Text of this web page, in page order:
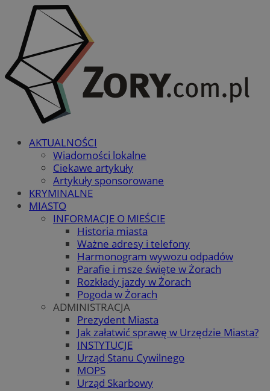
AKTUALNOŚCI
Wiadomości lokalne
Ciekawe artykuły
Artykuły sponsorowane
KRYMINALNE
MIASTO
INFORMACJE O MIEŚCIE
Historia miasta
Ważne adresy i telefony
Harmonogram wywozu odpadów
Parafie i msze święte w Żorach
Rozkłady jazdy w Żorach
Pogoda w Żorach
ADMINISTRACJA
Prezydent Miasta
Jak załatwić sprawę w Urzędzie Miasta?
INSTYTUCJE
Urząd Stanu Cywilnego
MOPS
Urząd Skarbowy